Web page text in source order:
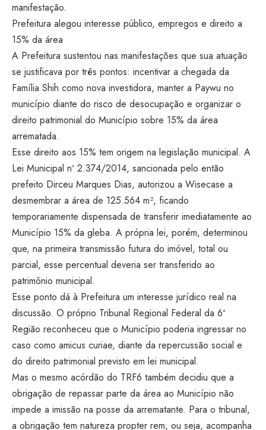
manifestação.
Prefeitura alegou interesse público, empregos e direito a
15% da área
A Prefeitura sustentou nas manifestações que sua atuação
se justificava por três pontos: incentivar a chegada da
Família Shih como nova investidora, manter a Paywu no
município diante do risco de desocupação e organizar o
direito patrimonial do Município sobre 15% da área
arrematada.
Esse direito aos 15% tem origem na legislação municipal. A
Lei Municipal nº 2.374/2014, sancionada pelo então
prefeito Dirceu Marques Dias, autorizou a Wisecase a
desmembrar a área de 125.564 m², ficando
temporariamente dispensada de transferir imediatamente ao
Município 15% da gleba. A própria lei, porém, determinou
que, na primeira transmissão futura do imóvel, total ou
parcial, esse percentual deveria ser transferido ao
patrimônio municipal.
Esse ponto dá à Prefeitura um interesse jurídico real na
discussão. O próprio Tribunal Regional Federal da 6ª
Região reconheceu que o Município poderia ingressar no
caso como amicus curiae, diante da repercussão social e
do direito patrimonial previsto em lei municipal.
Mas o mesmo acórdão do TRF6 também decidiu que a
obrigação de repassar parte da área ao Município não
impede a imissão na posse da arrematante. Para o tribunal,
a obrigação tem natureza propter rem, ou seja, acompanha